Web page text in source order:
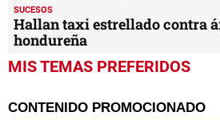
SUCESOS
Hallan taxi estrellado contra
hondureña
MIS TEMAS PREFERIDOS